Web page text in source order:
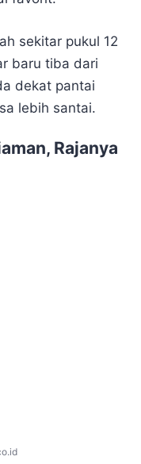
sekitar pukul 12
baru tiba dari
dekat pantai
lebih santai.
Rajanya